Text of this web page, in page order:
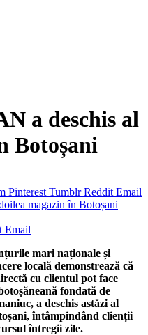
a deschis al
Botoșani
Pinterest Tumblr Reddit Email
Email
mari naționale și
locală demonstrează că
cu clientul pot face
fondată de
a deschis astăzi al
întâmpindând clienții
întregii zile.